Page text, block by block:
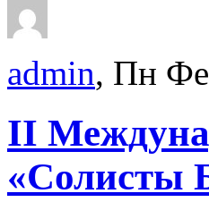
admin, Пн
II
«Солисты